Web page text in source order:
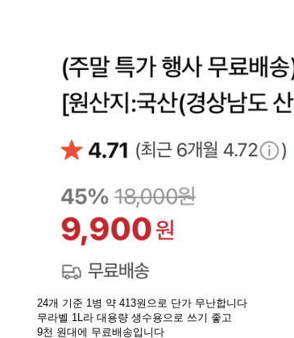
24개 기준 1병 약 413원으로 단가 무난합니다
무라벨 1L라 대용량 생수용으로 쓰기 좋고
9천 원대에 무료배송입니다